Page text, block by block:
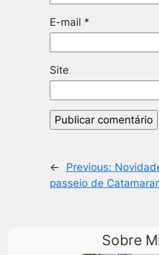
E-mail *
Site
← Previous:
passeio de
Sobre